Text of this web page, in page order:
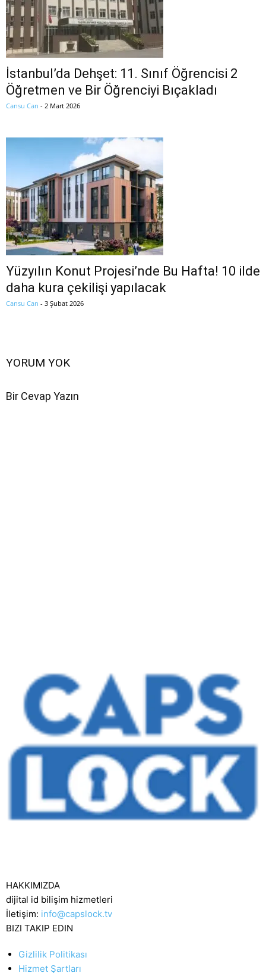
İstanbul’da Dehşet: 11. Sınıf Öğrencisi 2
Öğretmen ve Bir Öğrenciyi Bıçakladı
Cansu Can - 2 Mart 2026
Yüzyılın Konut Projesi’nde Bu Hafta! 10 ilde
daha kura çekilişi yapılacak
Cansu Can - 3 Şubat 2026
YORUM YOK
Bir Cevap Yazın
HAKKIMIZDA
dijital id bilişim hizmetleri
İletişim: info@capslock.tv
BIZI TAKIP EDIN
Gizlilik Politikası
Hizmet Şartları